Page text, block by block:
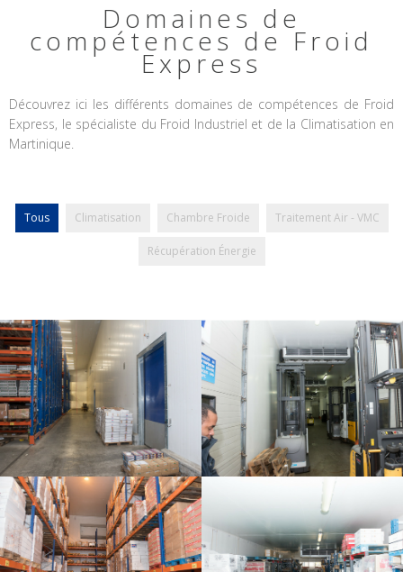
Domaines de
compétences de Froid
Express
Découvrez ici les différents domaines de compétences de Froid
Express, le spécialiste du Froid Industriel et de la Climatisation en
Martinique.
Tous Climatisation Chambre Froide Traitement Air - VMC
Récupération Énergie